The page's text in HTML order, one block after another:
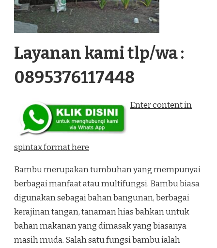
Layanan kami tlp/wa :
0895376117448
Enter content in
spintax format here
Bambu merupakan tumbuhan yang mempunyai
berbagai manfaat atau multifungsi. Bambu biasa
digunakan sebagai bahan bangunan, berbagai
kerajinan tangan, tanaman hias bahkan untuk
bahan makanan yang dimasak yang biasanya
masih muda. Salah satu fungsi bambu ialah